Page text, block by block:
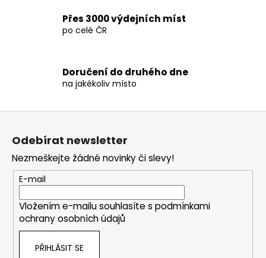
v
ý
u
Přes 3000 výdejních míst
po celé ČR
Doručení do druhého dne
na jakékoliv místo
Odebírat newsletter
Nezmeškejte žádné novinky či slevy!
E-mail
Vložením e-mailu souhlasíte s podmínkami
ochrany osobních údajů
PŘIHLÁSIT SE